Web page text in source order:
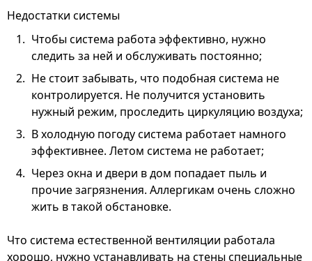
Недостатки системы
Чтобы система работа эффективно, нужно
следить за ней и обслуживать постоянно;
Не стоит забывать, что подобная система не
контролируется. Не получится установить
нужный режим, проследить циркуляцию воздуха;
В холодную погоду система работает намного
эффективнее. Летом система не работает;
Через окна и двери в дом попадает пыль и
прочие загрязнения. Аллергикам очень сложно
жить в такой обстановке.
Что система естественной вентиляции работала
хорошо, нужно устанавливать на стены специальные